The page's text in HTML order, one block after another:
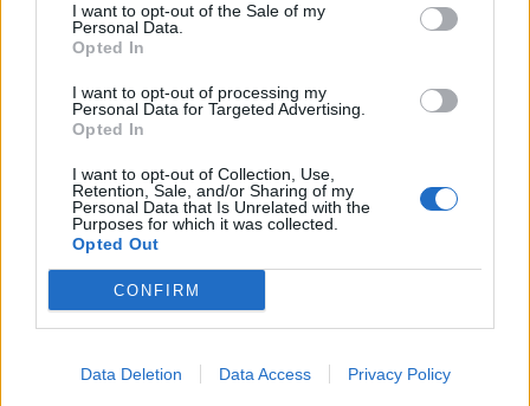
I want to opt-out of the Sale of my
Personal Data.
Opted In
I want to opt-out of processing my
Personal Data for Targeted Advertising.
Opted In
I want to opt-out of Collection, Use,
Retention, Sale, and/or Sharing of my
Personal Data that Is Unrelated with the
Purposes for which it was collected.
Opted Out
CONFIRM
Data Deletion Data Access Privacy Policy
Popular Posts
Sport en extérieur : masque ou pas masque ?
22 janvier 2021
Alimentation et exercices : le secret pour préserver votre
22 juin 2026
Déconfinement : Jean Castex précise le calendrier
- 27 novembre 2020
Sommeil : le « mode nuit » de votre téléphone vous aide-t-il
7 mai 2021